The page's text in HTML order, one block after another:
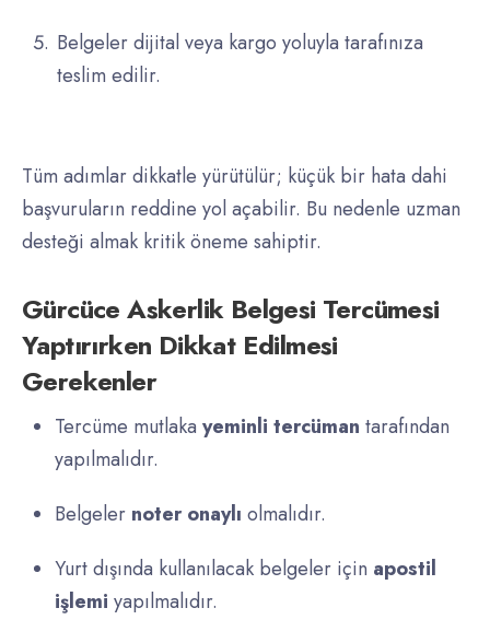
Belgeler dijital veya kargo yoluyla tarafınıza
teslim edilir.
Tüm adımlar dikkatle yürütülür; küçük bir hata dahi
başvuruların reddine yol açabilir. Bu nedenle uzman
desteği almak kritik öneme sahiptir.
Gürcüce Askerlik Belgesi Tercümesi
Yaptırırken Dikkat Edilmesi
Gerekenler
Tercüme mutlaka yeminli tercüman tarafından
yapılmalıdır.
Belgeler noter onaylı olmalıdır.
Yurt dışında kullanılacak belgeler için apostil
işlemi yapılmalıdır.